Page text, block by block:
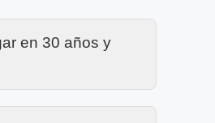
en 30 años y